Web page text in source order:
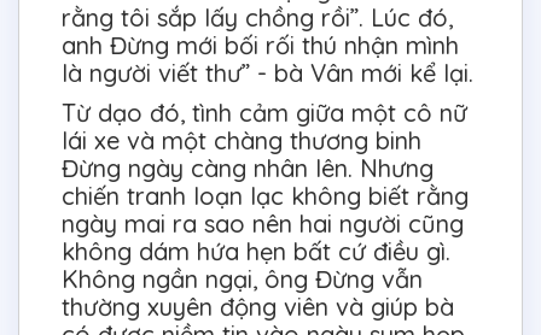
rằng tôi sắp lấy chồng rồi”. Lúc đó,
anh Đừng mới bối rối thú nhận mình
là người viết thư” - bà Vân mới kể lại.
Từ dạo đó, tình cảm giữa một cô nữ
lái xe và một chàng thương binh
Đừng ngày càng nhân lên. Nhưng
chiến tranh loạn lạc không biết rằng
ngày mai ra sao nên hai người cũng
không dám hứa hẹn bất cứ điều gì.
Không ngần ngại, ông Đừng vẫn
thường xuyên động viên và giúp bà